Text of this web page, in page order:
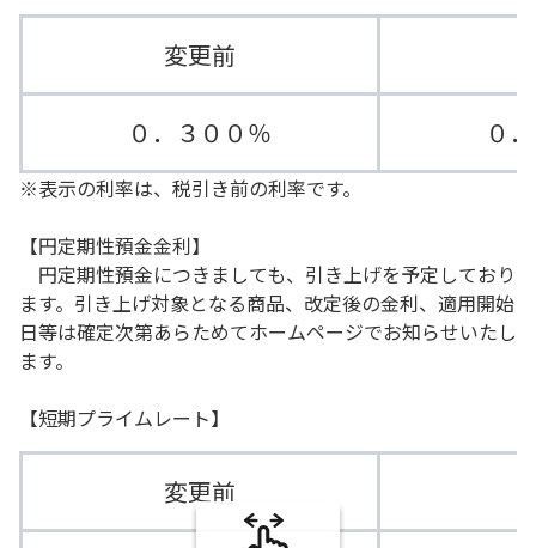
変更前
０．３００％ ０
※表示の利率は、税引き前の利率です。
【円定期性預金金利】
円定期性預金につきましても、引き上げを予定しており
ます。引き上げ対象となる商品、改定後の金利、適用開始
日等は確定次第あらためてホームページでお知らせいたし
ます。
【短期プライムレート】
変更前